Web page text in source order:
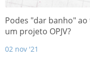
Podes "dar banho"
um projeto OPJV?
02 nov '21